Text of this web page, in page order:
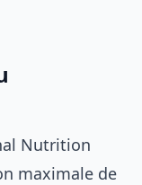
Nutrition
maximale de